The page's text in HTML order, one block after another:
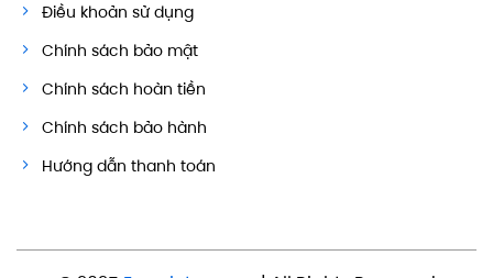
Điều khoản sử dụng
Chính sách bảo mật
Chính sách hoàn tiền
Chính sách bảo hành
Hướng dẫn thanh toán